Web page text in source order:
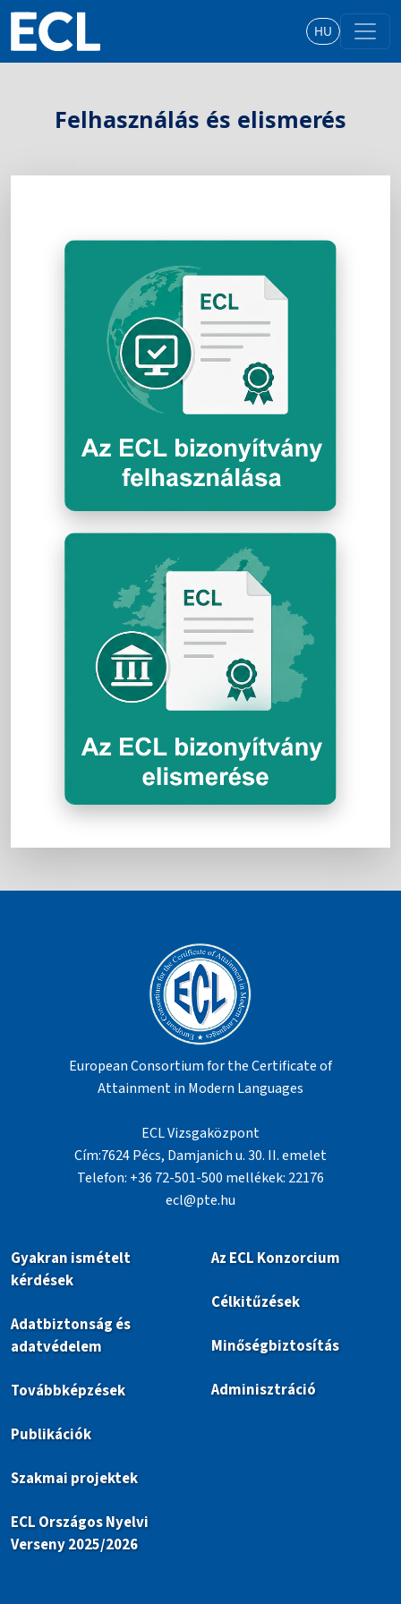
HU
Felhasználás és elismerés
European Consortium for the Certificate of
Attainment in Modern Languages
ECL Vizsgaközpont
Cím:7624 Pécs, Damjanich u. 30. II. emelet
Telefon: +36 72-501-500 mellékek: 22176
ecl@pte.hu
Gyakran ismételt
kérdések
Adatbiztonság és
adatvédelem
Továbbképzések
Publikációk
Szakmai projektek
ECL Országos Nyelvi
Verseny 2025/2026
Az ECL Konzorcium
Célkitűzések
Minőségbiztosítás
Adminisztráció